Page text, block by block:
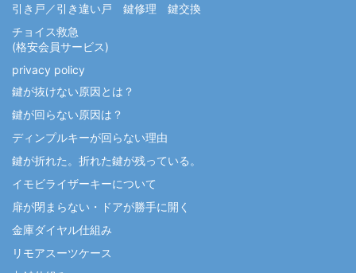
引き戸／引き違い戸 鍵修理 鍵交換
チョイス救急
(格安会員サービス)
privacy policy
鍵が抜けない原因とは？
鍵が回らない原因は？
ディンプルキーが回らない理由
鍵が折れた。折れた鍵が残っている。
イモビライザーキーについて
扉が閉まらない・ドアが勝手に開く
金庫ダイヤル仕組み
リモアスーツケース